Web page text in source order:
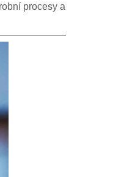
procesy a